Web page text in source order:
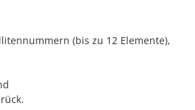
(bis zu 12 Elemente),